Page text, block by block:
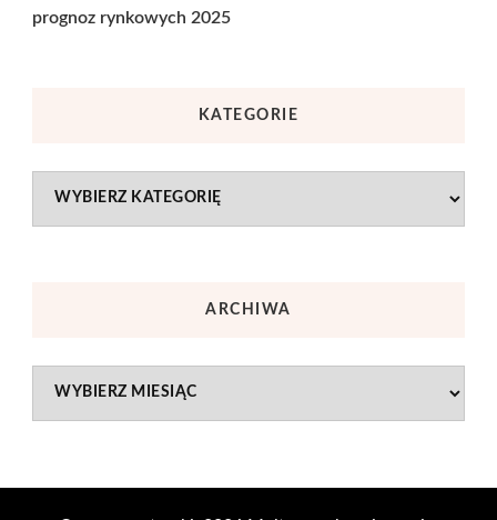
prognoz rynkowych 2025
KATEGORIE
Kategorie
ARCHIWA
Archiwa